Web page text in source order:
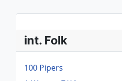
int. Folk
100 Pipers